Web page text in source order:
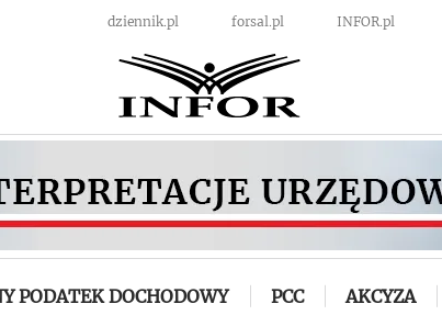
dziennik.pl forsal.pl INFOR.pl
PODATEK DOCHODOWY PCC AKCYZA